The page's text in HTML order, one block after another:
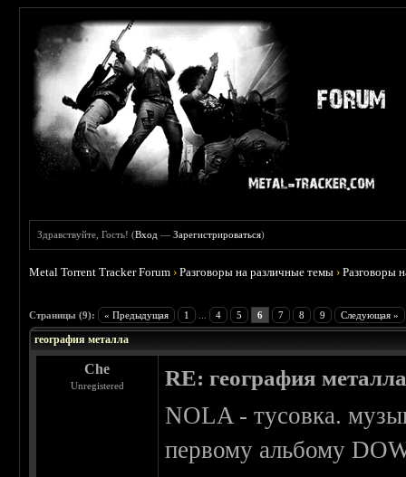
Здравствуйте, Гость! (Вход —Зарегистрироваться)
Metal Torrent Tracker Forum ›Разговоры на различные темы ›Разговоры
Страницы (9): « Предыдущая 1 4 5 6 7 8 9 Следующая »
география металла
Che
Unregistered RE: география
NOLA - тусовка.
первому альбому